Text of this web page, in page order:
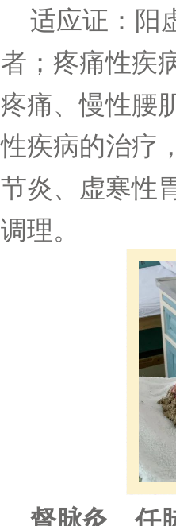
适应证：阳
者；疼痛性疾
疼痛、慢性腰
性疾病的治疗
节炎、虚寒性
调理。
督脉灸、任